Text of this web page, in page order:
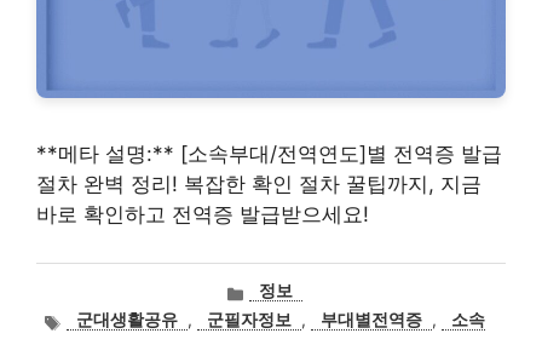
**메타 설명:** [소속부대/전역연도]별 전역증 발급
절차 완벽 정리! 복잡한 확인 절차 꿀팁까지, 지금
바로 확인하고 전역증 발급받으세요!
카
테
정보
태군대생활공유 , 군필자정보 , 부대별전역증 ,
소속